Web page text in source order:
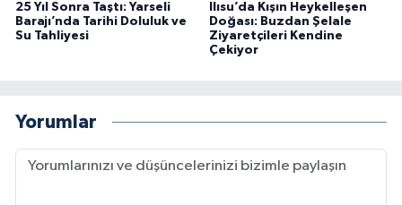
25 Yıl Sonra Taştı: Yarseli
Barajı’nda Tarihi Doluluk ve
Su Tahliyesi
Ilısu’da Kışın Heykelleşen
Doğası: Buzdan Şelale
Ziyaretçileri Kendine
Çekiyor
Yorumlar